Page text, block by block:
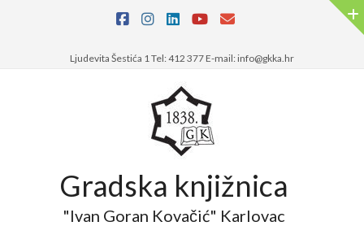
Ljudevita Šestića 1 Tel: 412 377 E-mail: info@gkka.hr
Gradska knjižnica
"Ivan Goran Kovačić" Karlovac